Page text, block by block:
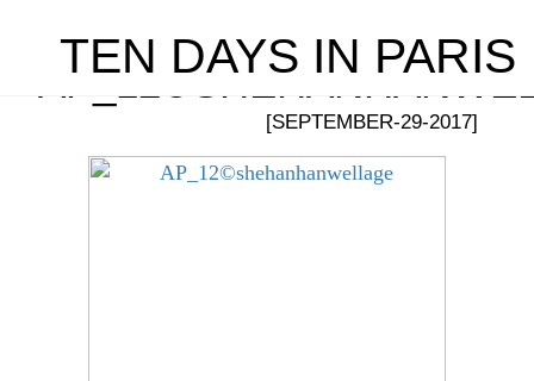
TEN DAYS IN PARIS
[SEPTEMBER-29-2017]